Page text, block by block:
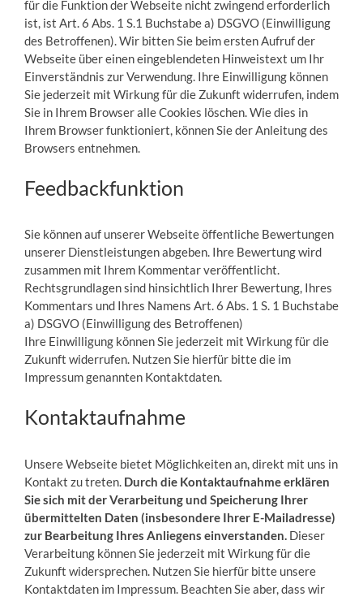
für die Funktion der Webseite nicht zwingend erforderlich
ist, ist Art. 6 Abs. 1 S.1 Buchstabe a) DSGVO (Einwilligung
des Betroffenen). Wir bitten Sie beim ersten Aufruf der
Webseite über einen eingeblendeten Hinweistext um Ihr
Einverständnis zur Verwendung. Ihre Einwilligung können
Sie jederzeit mit Wirkung für die Zukunft widerrufen, indem
Sie in Ihrem Browser alle Cookies löschen. Wie dies in
Ihrem Browser funktioniert, können Sie der Anleitung des
Browsers entnehmen.
Feedbackfunktion
Sie können auf unserer Webseite öffentliche Bewertungen
unserer Dienstleistungen abgeben. Ihre Bewertung wird
zusammen mit Ihrem Kommentar veröffentlicht.
Rechtsgrundlagen sind hinsichtlich Ihrer Bewertung, Ihres
Kommentars und Ihres Namens Art. 6 Abs. 1 S. 1 Buchstabe
a) DSGVO (Einwilligung des Betroffenen)
Ihre Einwilligung können Sie jederzeit mit Wirkung für die
Zukunft widerrufen. Nutzen Sie hierfür bitte die im
Impressum genannten Kontaktdaten.
Kontaktaufnahme
Unsere Webseite bietet Möglichkeiten an, direkt mit uns in
Kontakt zu treten. Durch die Kontaktaufnahme erklären
Sie sich mit der Verarbeitung und Speicherung Ihrer
übermittelten Daten (insbesondere Ihrer E-Mailadresse)
zur Bearbeitung Ihres Anliegens einverstanden.Dieser
Verarbeitung können Sie jederzeit mit Wirkung für die
Zukunft widersprechen. Nutzen Sie hierfür bitte unsere
Kontaktdaten im Impressum. Beachten Sie aber, dass wir